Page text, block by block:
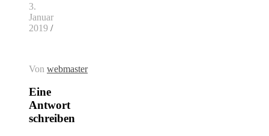
3.
Januar
2019 /
Von webmaster
Eine
Antwort
schreiben